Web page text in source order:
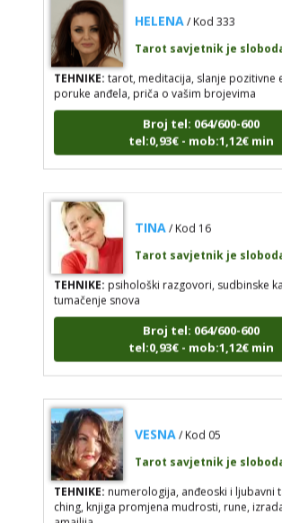
TEHNIKE:tarot, meditacija, slanje pozitivne
poruke anđela, priča o vašim brojevima
Broj tel: 064/600-600
tel:0,93€ - mob:1,12€ min
TEHNIKE:
tumačenje snova
Broj tel: 064/600-600
tel:0,93€ - mob:1,12€ min
TEHNIKE:numerologija, anđeoski i ljubavni
ching, knjiga promjena mudrosti, rune,
amajlija